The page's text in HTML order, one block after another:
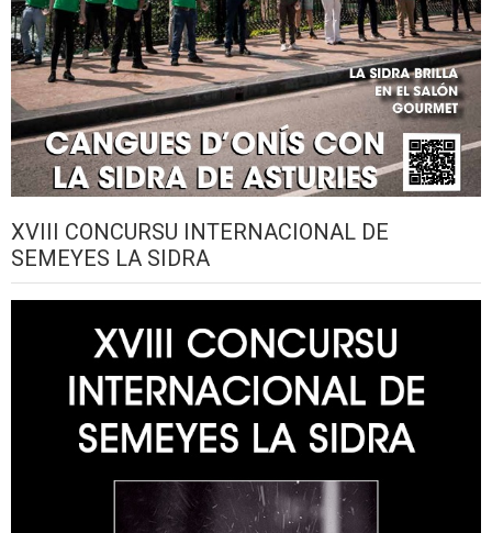
XVIII CONCURSU INTERNACIONAL DE
SEMEYES LA SIDRA